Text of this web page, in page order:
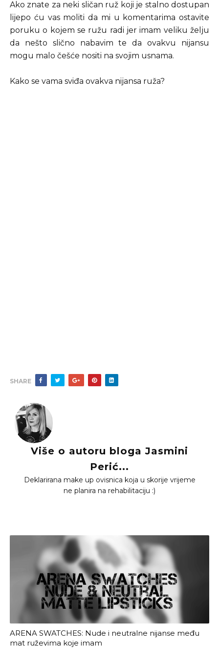
Ako znate za neki sličan ruž koji je stalno dostupan
lijepo ću vas moliti da mi u komentarima ostavite
poruku o kojem se ružu radi jer imam veliku želju
da nešto slično nabavim te da ovakvu nijansu
mogu malo češće nositi na svojim usnama.
Kako se vama sviđa ovakva nijansa ruža?
SHARE
Više o autoru bloga Jasmini
Perić...
Deklarirana make up ovisnica koja u skorije vrijeme
ne planira na rehabilitaciju :)
ARENA SWATCHES: Nude i neutralne nijanse među
mat ruževima koje imam